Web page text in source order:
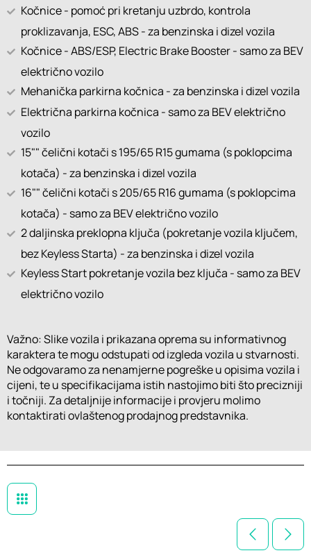
Kočnice - pomoć pri kretanju uzbrdo, kontrola
proklizavanja, ESC, ABS - za benzinska i dizel vozila
Kočnice - ABS/ESP, Electric Brake Booster - samo za BEV
električno vozilo
Mehanička parkirna kočnica - za benzinska i dizel vozila
Električna parkirna kočnica - samo za BEV električno
vozilo
15"" čelični kotači s 195/65 R15 gumama (s poklopcima
kotača) - za benzinska i dizel vozila
16"" čelični kotači s 205/65 R16 gumama (s poklopcima
kotača) - samo za BEV električno vozilo
2 daljinska preklopna ključa (pokretanje vozila ključem,
bez Keyless Starta) - za benzinska i dizel vozila
Keyless Start pokretanje vozila bez ključa - samo za BEV
električno vozilo
Važno: Slike vozila i prikazana oprema su informativnog
karaktera te mogu odstupati od izgleda vozila u stvarnosti.
Ne odgovaramo za nenamjerne pogreške u opisima vozila i
cijeni, te u specifikacijama istih nastojimo biti što precizniji
i točniji. Za detaljnije informacije i provjeru molimo
kontaktirati ovlaštenog prodajnog predstavnika.